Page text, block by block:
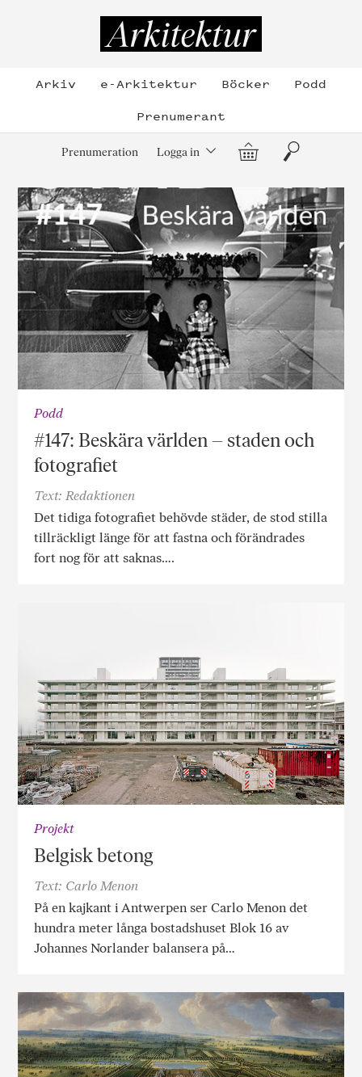
Arkiv e-Arkitektur Böcker
Podd
Prenumerant
Prenumeration Logga in Varukorg
Sök
Podd
#147: Beskära världen – staden och
fotografiet
Text: Redaktionen
Det tidiga fotografiet behövde städer, de stod stilla
tillräckligt länge för att fastna och förändrades
fort nog för att saknas….
Projekt
Belgisk betong
Text: Carlo Menon
På en kajkant i Antwerpen ser Carlo Menon det
hundra meter långa bostadshuset Blok 16 av
Johannes Norlander balansera på…